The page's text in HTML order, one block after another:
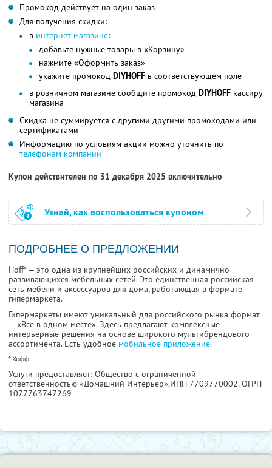
Промокод действует на один заказ
Для получения скидки:
в интернет-магазине:
добавьте нужные товары в «Корзину»
нажмите «Оформить заказ»
укажите промокод DIYHOFF в соответствующем поле
в розничном магазине сообщите промокод DIYHOFF кассиру
магазина
Скидка не суммируется с другими другими промокодами или
сертификатами
Информацию по условиям акции можно уточнить по
телефонам компании
Купон действителен по 31 декабря 2025 включительно
Узнай, как воспользоваться купоном
ПОДРОБНЕЕ О ПРЕДЛОЖЕНИИ
Hoff* — это одна из крупнейших российских и динамично
развивающихся мебельных сетей. Это единственная российская
сеть мебели и аксессуаров для дома, работающая в формате
гипермаркета.
Гипермаркеты имеют уникальный для российского рынка формат
— «Все в одном месте». Здесь предлагают комплексные
интерьерные решения на основе широкого мультибрендового
ассортимента. Есть удобное мобильное приложение.
* Хофф
Услуги предоставляет: Общество с ограниченной
ответственностью «Домашний Интерьер»,ИНН 7709770002, ОГРН
1077763747269